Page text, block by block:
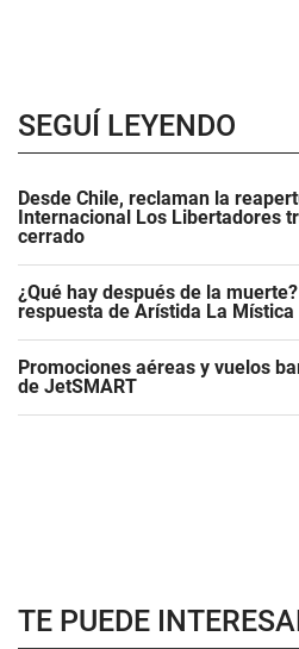
SEGUÍ LEYENDO
Desde Chile, reclaman la
Internacional Los Libertadores
cerrado
¿Qué hay después de la
respuesta de Arístida La Mística
Promociones aéreas y vuelos
de JetSMART
TE PUEDE